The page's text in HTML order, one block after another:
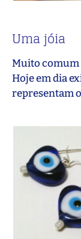
Uma jóia
Muito comum
Hoje em dia
representam